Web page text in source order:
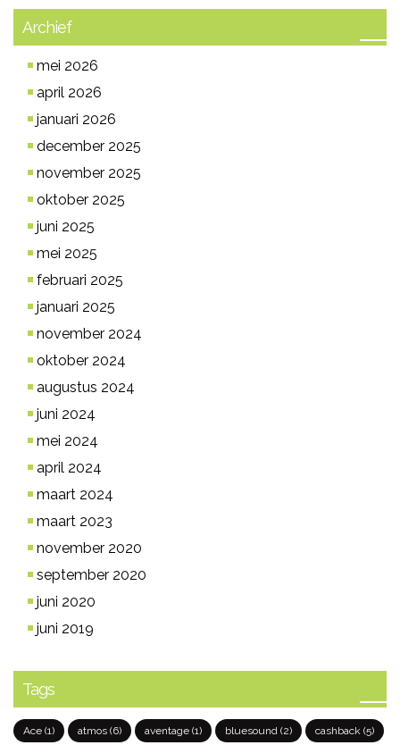
Archief
mei 2026
april 2026
januari 2026
december 2025
november 2025
oktober 2025
juni 2025
mei 2025
februari 2025
januari 2025
november 2024
oktober 2024
augustus 2024
juni 2024
mei 2024
april 2024
maart 2024
maart 2023
november 2020
september 2020
juni 2020
juni 2019
Tags
Ace (1) atmos (6) aventage (1) bluesound (2) cashback (5)